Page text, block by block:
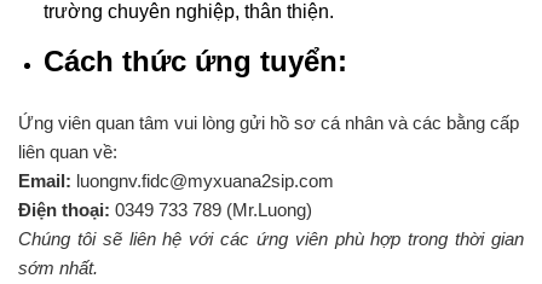
trường chuyên nghiệp, thân thiện.
Cách thức ứng tuyển:
Ứng viên quan tâm vui lòng gửi hồ sơ cá nhân và các bằng cấp
liên quan về:
Email: luongnv.fidc@myxuana2sip.com
Điện thoại: 0349 733 789 (Mr.Luong)
Chúng tôi sẽ liên hệ với các ứng viên phù hợp trong thời gian
sớm nhất.